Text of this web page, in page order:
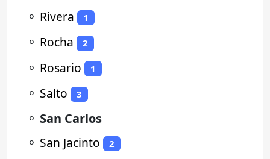
⚬ Rivera 1
⚬ Rocha 2
⚬ Rosario 1
⚬ Salto 3
⚬ San Carlos
⚬ San Jacinto 2